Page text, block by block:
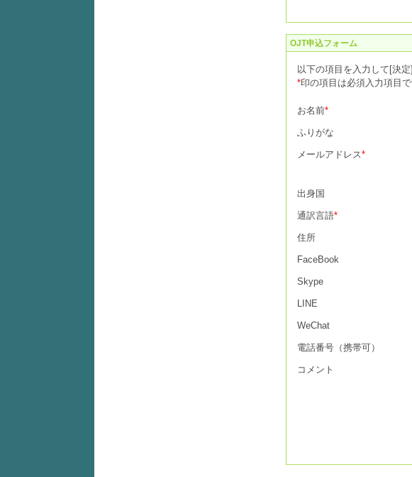
OJT申込フォーム
以下の項目を入力して[決
*印の項目は必須入力項目で
お名前*
ふりがな
メールアドレス*
出身国
通訳言語*
住所
FaceBook
Skype
LINE
WeChat
電話番号（携帯可）
コメント